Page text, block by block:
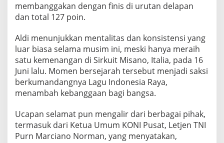
a
u
a
r
a
u
n
a
W
S
membanggakan dengan finis di urutan delapan
dan total 127 poin.
Aldi menunjukkan mentalitas dan konsistensi yang
luar biasa selama musim ini, meski hanya meraih
satu kemenangan di Sirkuit Misano, Italia, pada 16
Juni lalu. Momen bersejarah tersebut menjadi saksi
berkumandangnya Lagu Indonesia Raya,
menambah kebanggaan bagi bangsa.
Ucapan selamat pun mengalir dari berbagai pihak,
termasuk dari Ketua Umum KONI Pusat, Letjen TNI
Purn Marciano Norman, yang menyatakan,